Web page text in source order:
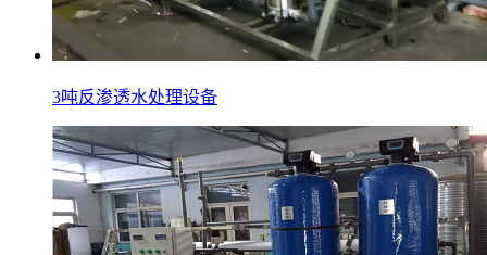
3吨反渗透水处理设备